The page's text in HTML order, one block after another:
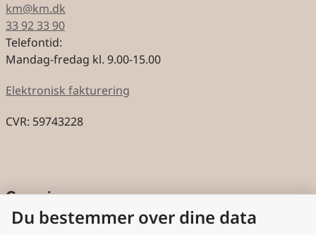
km@km.dk
33 92 33 90
Telefontid:
Mandag-fredag kl. 9.00-15.00
Elektronisk fakturering
CVR: 59743228
Genveje
Cookies
Du bestemmer over dine data